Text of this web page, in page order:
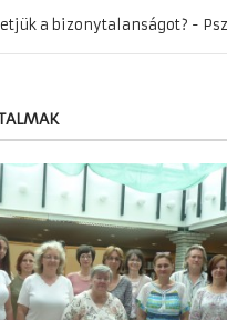
a bizonytalanságot? -